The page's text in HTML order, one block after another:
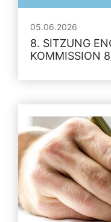
05.06.2026
8. SITZUNG
KOMMISSION